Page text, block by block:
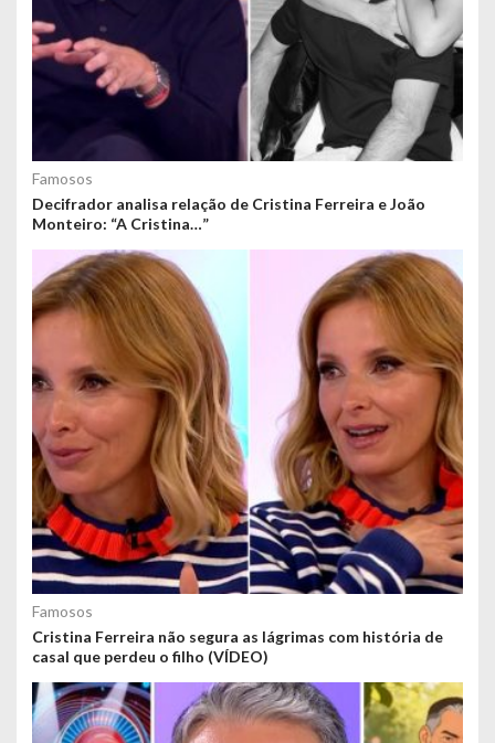
Famosos
Decifrador analisa relação de Cristina Ferreira e João
Monteiro: “A Cristina…”
Famosos
Cristina Ferreira não segura as lágrimas com história de
casal que perdeu o filho (VÍDEO)